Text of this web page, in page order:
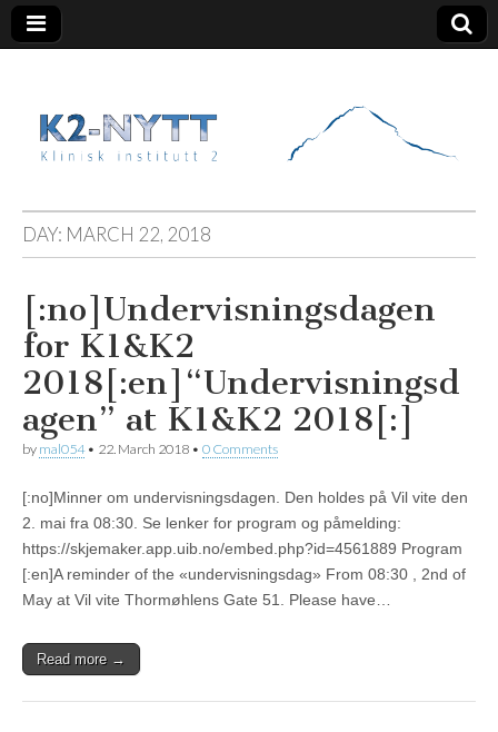
K2 Nytt
DAY: MARCH 22, 2018
[:no]Undervisningsdagen
for K1&K2
2018[:en]“Undervisningsd
agen” at K1&K2 2018[:]
by mal054• 22. March 2018 • 0 Comments
[:no]Minner om undervisningsdagen. Den holdes på Vil vite den
2. mai fra 08:30. Se lenker for program og påmelding:
https://skjemaker.app.uib.no/embed.php?id=4561889 Program
[:en]A reminder of the «undervisningsdag» From 08:30 , 2nd of
May at Vil vite Thormøhlens Gate 51. Please have…
Read more →